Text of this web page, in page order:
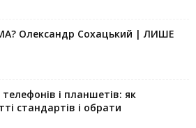
Олександр Сохацький | ЛИШЕ
і планшетів: як
стандартів і обрати